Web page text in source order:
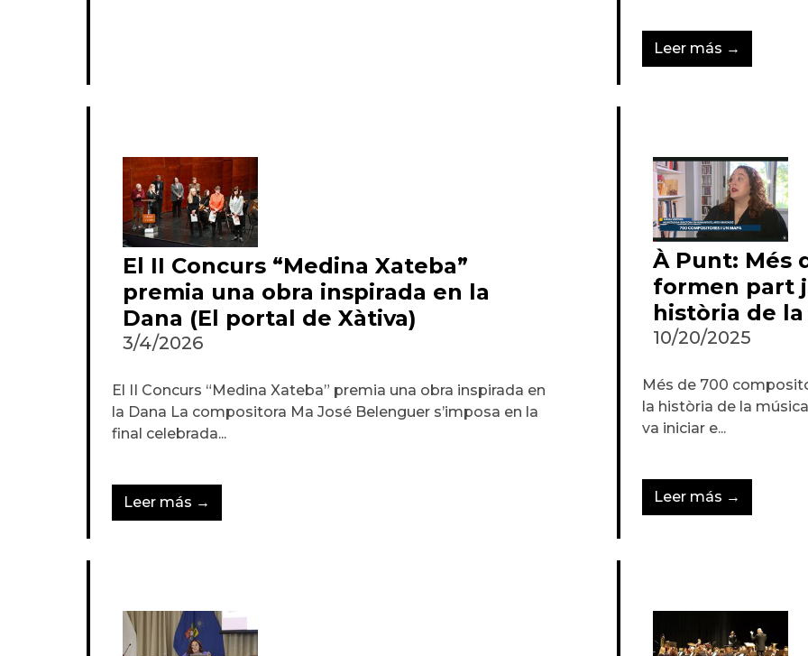
Leer más →
El II Concurs “Medina Xateba”
premia una obra inspirada en la
Dana (El portal de Xàtiva)
3/4/2026
El II Concurs “Medina Xateba” premia una obra inspirada en
la Dana La compositora Ma José Belenguer s’imposa en la
final celebrada...
Leer más →
À Punt: Més
formen part
història de la
10/20/2025
Més de 700
la història de la
va iniciar e...
Leer más →